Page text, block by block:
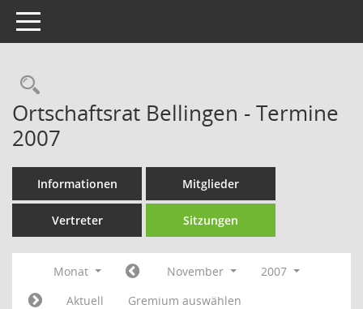
Toggle navigation
Rechercheauswahl
Ortschaftsrat Bellingen - Termine
2007
Informationen Mitglieder
Vertreter Sitzungen
Monat November
2007
Aktuell
Gremium auswählen